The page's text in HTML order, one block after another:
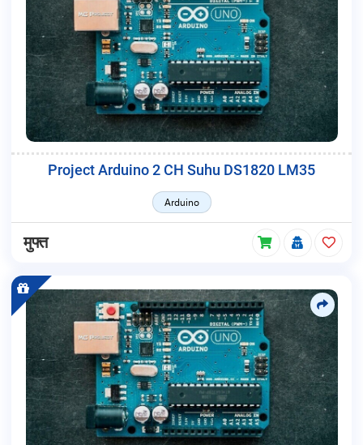
Project Arduino 2 CH Suhu DS1820 LM35
Arduino
मुफ्त